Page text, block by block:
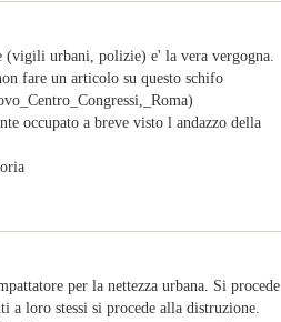
(vigili urbani, polizie) e' la vera vergogna.
fare un articolo su questo schifo
occupato a breve visto l andazzo della
per la nettezza urbana. Si procede
a loro stessi si procede alla distruzione.